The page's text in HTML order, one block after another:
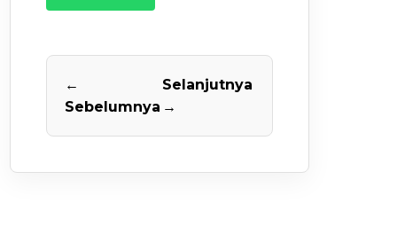
←
Sebelumnya
Selanjutnya
→